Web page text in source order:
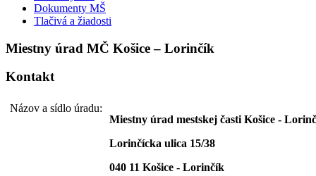
Dokumenty MŠ
Tlačivá a žiadosti
Miestny úrad MČ Košice – Lorinčík
Kontakt
Názov a sídlo úradu:
Miestny úrad mestskej časti Košice -
Lorinčícka ulica 15/38
040 11 Košice - Lorinčík